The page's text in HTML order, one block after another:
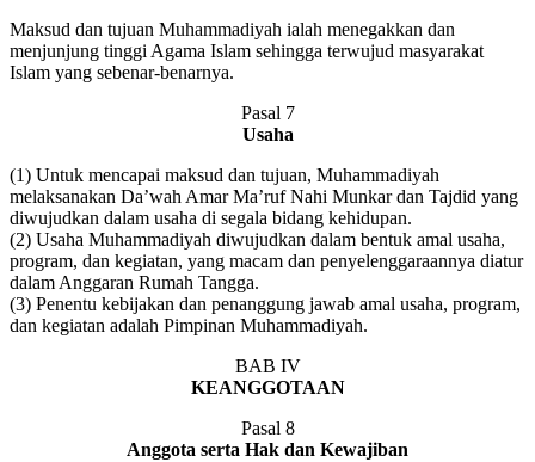
Maksud dan tujuan Muhammadiyah ialah menegakkan dan
menjunjung tinggi Agama Islam sehingga terwujud masyarakat
Islam yang sebenar-benarnya.
Pasal 7
Usaha
(1) Untuk mencapai maksud dan tujuan, Muhammadiyah
melaksanakan Da’wah Amar Ma’ruf Nahi Munkar dan Tajdid yang
diwujudkan dalam usaha di segala bidang kehidupan.
(2) Usaha Muhammadiyah diwujudkan dalam bentuk amal usaha,
program, dan kegiatan, yang macam dan penyelenggaraannya diatur
dalam Anggaran Rumah Tangga.
(3) Penentu kebijakan dan penanggung jawab amal usaha, program,
dan kegiatan adalah Pimpinan Muhammadiyah.
BAB IV
KEANGGOTAAN
Pasal 8
Anggota serta Hak dan Kewajiban